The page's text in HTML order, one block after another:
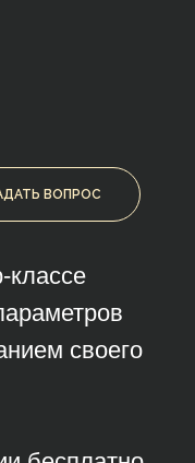
ВОПРОС
классе
своего